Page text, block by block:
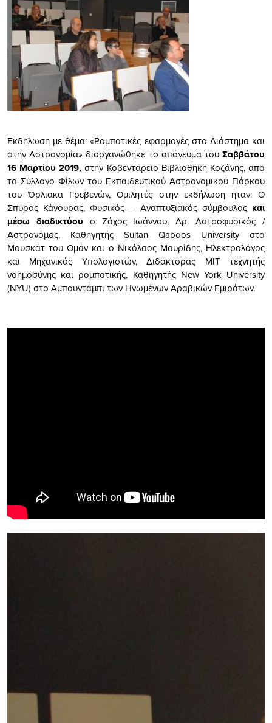
Εκδήλωση με θέμα: «Ρομποτικές εφαρμογές στο Διάστημα και
στην Αστρονομία» διοργανώθηκε το απόγευμα του Σαββάτου
16 Μαρτίου 2019,στην Κοβεντάρειο Βιβλιοθήκη Κοζάνης, από
το Σύλλογο Φίλων του Εκπαιδευτικού Αστρονομικού Πάρκου
του Όρλιακα Γρεβενών, Ομιλητές στην εκδήλωση ήταν: O
Σπύρος Κάνουρας, Φυσικός – Αναπτυξιακός σύμβουλος και
μέσω διαδικτύουο Ζάχος Ιωάννου, Δρ. Αστροφυσικός /
Αστρονόμος, Καθηγητής Sultan Qaboos University στο
Μουσκάτ του Ομάν και ο Νικόλαος Μαυρίδης, Ηλεκτρολόγος
και Μηχανικός Υπολογιστών, Διδάκτορας ΜΙΤ τεχνητής
νοημοσύνης και ρομποτικής, Καθηγητής New York University
(NYU) στο Αμπουντάμπι των Ηνωμένων Αραβικών Εμιράτων.